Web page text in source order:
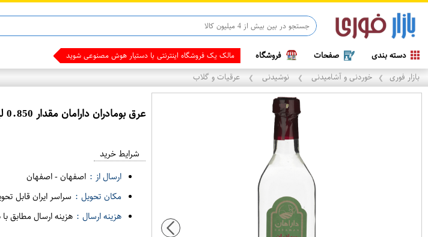
دسته بندی صفحات فروشگاه مالک یک فروشگاه اینترنتی با دستیار هوش مصنوعی شوید
بازار فوری ❯ خوردنی و آشامیدنی ❯ نوشیدنی ❯ عرقیات و گلاب
عرق بومادران دارامان مقدار 0.850 لیتر
شرایط خرید
ارسال از : اصفهان-اصفهان
مکان تحویل : سراسر ایران قابل
هزینه ارسال : هزینه ارسال مطابق